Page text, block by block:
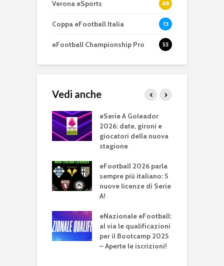
Verona eSports 48
Coppa eFootball Italia 13
eFootball Championship Pro 53
Vedi anche
eSerie A Goleador
2026: date, gironi e
giocatori della nuova
stagione
eFootball 2026 parla
sempre più italiano: 5
nuove licenze di Serie
A!
eNazionale eFootball:
al via le qualificazioni
per il Bootcamp 2025
– Aperte le iscrizioni!